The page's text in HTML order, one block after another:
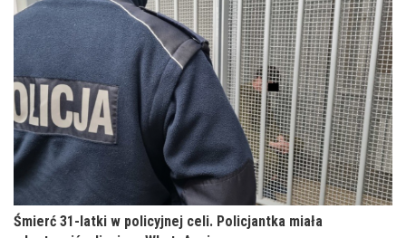
Śmierć 31-latki w policyjnej celi. Policjantka miała